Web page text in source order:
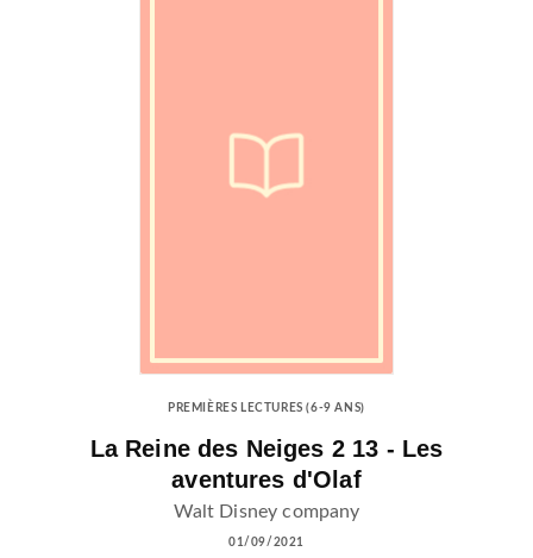
PREMIÈRES LECTURES (6-9 ANS)
La Reine des Neiges 2 13 - Les
aventures d'Olaf
Walt Disney company
01/09/2021